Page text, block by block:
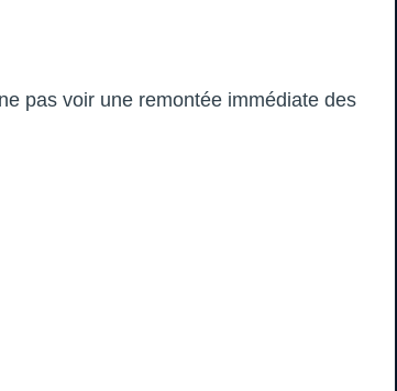
pas voir une remontée immédiate des